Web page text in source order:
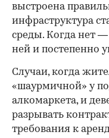
выстроена
инфраструктура
среды. Когда нет —
ней и постепенно
Случаи, когда
«шаурмичной» у
алкомаркета, и
разрывать
требования к